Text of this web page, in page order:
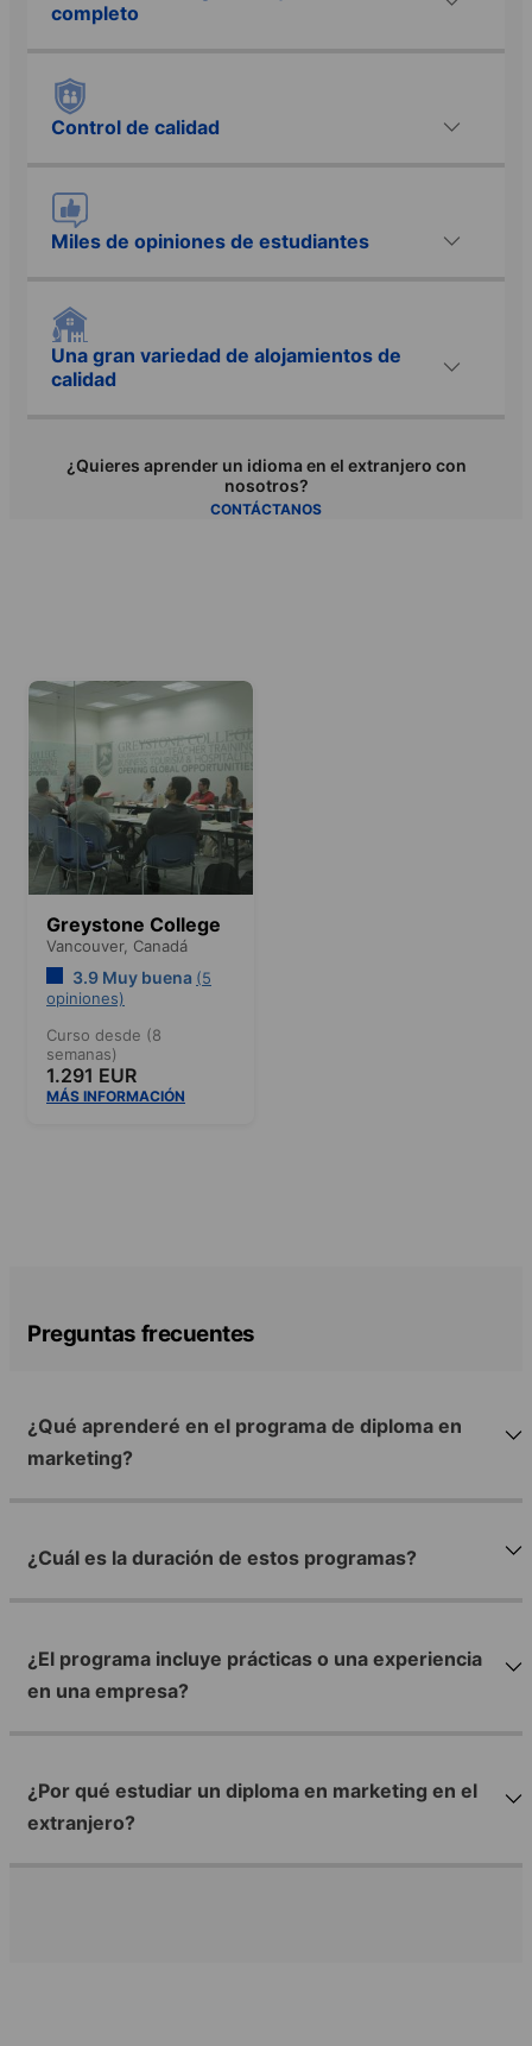
completo
Control de calidad
Miles de opiniones de estudiantes
Una gran variedad de alojamientos de
calidad
¿Quieres aprender un idioma en el extranjero con
nosotros?
CONTÁCTANOS
Greystone College
Vancouver, Canadá
3.9 Muy buena (5
opiniones)
Curso desde (8
semanas)
1.291 EUR
MÁS INFORMACIÓN
Preguntas frecuentes
¿Qué aprenderé en el programa de diploma en
marketing?
¿Cuál es la duración de estos programas?
¿El programa incluye prácticas o una experiencia
en una empresa?
¿Por qué estudiar un diploma en marketing en el
extranjero?